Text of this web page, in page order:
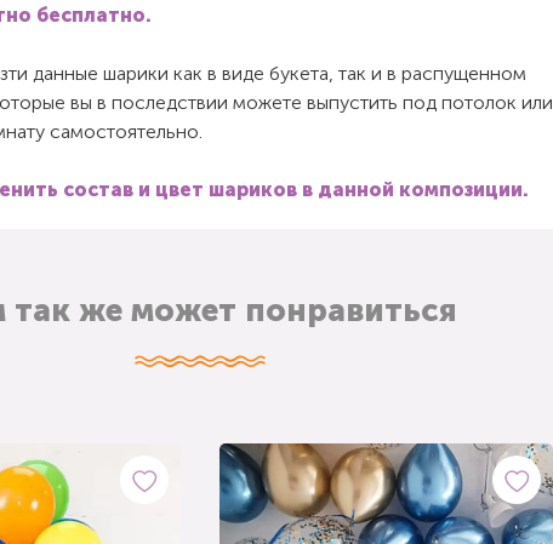
бесплатно.
данные шарики как в виде букета, так и в распущенном
вы в последствии можете выпустить под потолок или
самостоятельно.
состав и цвет шариков в данной композиции.
так же может понравиться